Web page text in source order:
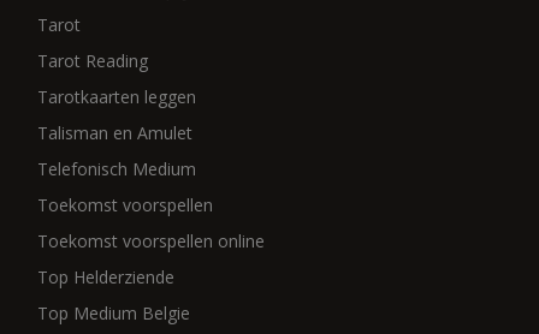
Tarot
Tarot Reading
Tarotkaarten leggen
Talisman en Amulet
Telefonisch Medium
Toekomst voorspellen
Toekomst voorspellen online
Top Helderziende
Top Medium Belgie